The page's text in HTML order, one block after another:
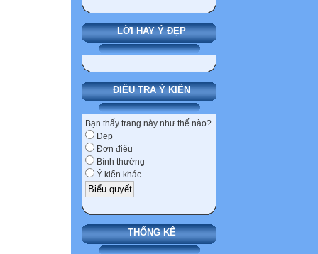
LỜI HAY Ý ĐẸP
ĐIỀU TRA Ý KIẾN
Bạn thấy trang này như thế nào?
Đẹp
Đơn điệu
Bình thường
Ý kiến khác
THỐNG KÊ